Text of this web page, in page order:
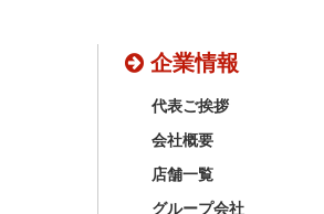
企業情報
代表ご挨拶
会社概要
店舗一覧
グループ会社